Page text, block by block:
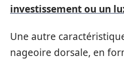
investissement ou un
Une autre
nageoire dorsale, en